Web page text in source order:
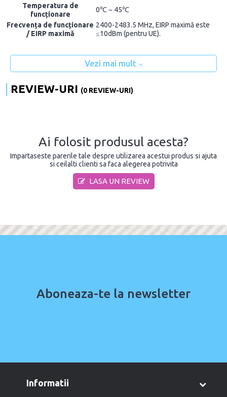
Temperatura de
funcționare
0℃ ~ 45℃
Frecvența de funcționare
/ EIRP maximă
2400-2483.5 MHz, EIRP maximă este
≤10dBm (pentru UE).
Vezi mai mult
REVIEW-URI (0 REVIEW-URI)
Ai folosit produsul acesta?
Impartaseste parerile tale despre utilizarea acestui produs si ajuta
si ceilalti clienti sa faca alegerea potrivita
LASA UN REVIEW
Aboneaza-te la newsletter
informatii